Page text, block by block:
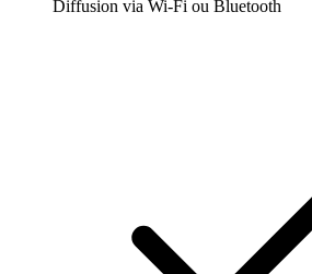
Diffusion via Wi-Fi ou Bluetooth